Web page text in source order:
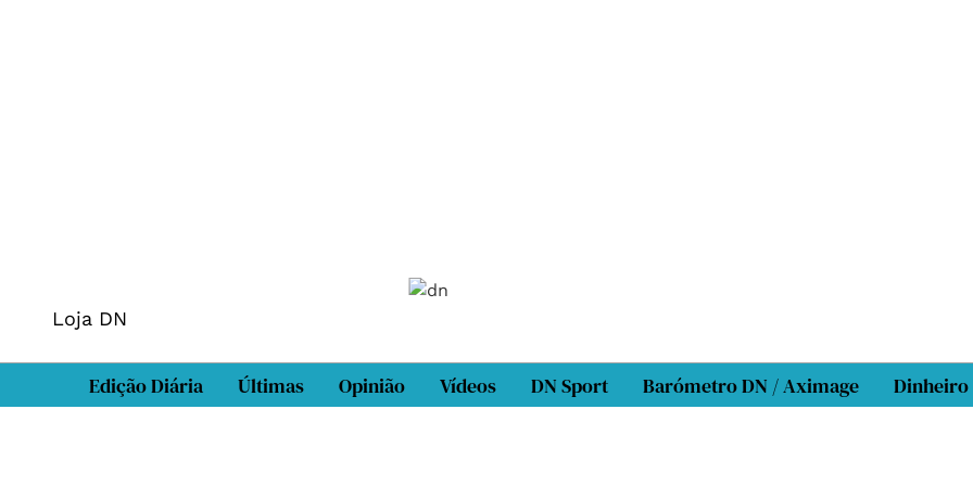
Loja DN
Edição Diária Últimas Opinião Vídeos DN Sport Barómetro DN / Aximage Dinheiro